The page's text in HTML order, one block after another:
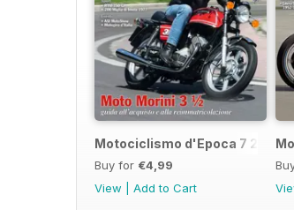
Motociclismo d'Epoca 7 2017
Buy for €4,99
View
Add to Cart